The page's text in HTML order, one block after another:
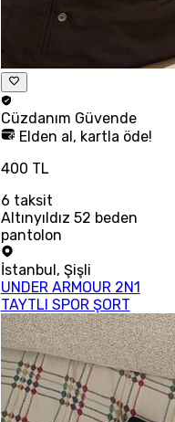
Cüzdanım Güvende
Elden al, kartla öde!
400 TL
6 taksit
Altınyıldız 52 beden
pantolon
İstanbul , Şişli
UNDER ARMOUR 2N1
TAYTLI SPOR ŞORT